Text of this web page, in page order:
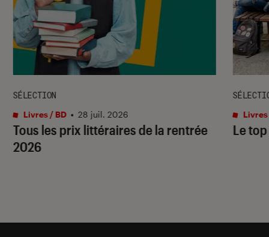
Tous les prix littéraires de la rentrée
2026
SÉLECTION
Livres / BD • 28 juil. 2026
Le
Livres